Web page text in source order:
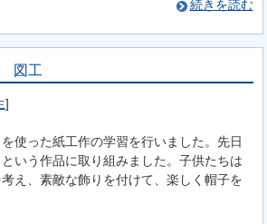
続きを読む
図工
]
使った紙工作の学習を行いました。先日
いう作品に取り組みました。子供たちは
え、素敵な飾りを付けて、楽しく帽子を